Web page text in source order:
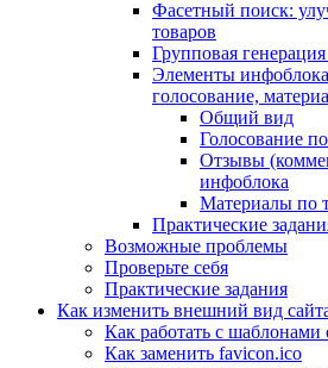
Фасетный поиск:
товаров
Групповая
Элементы
голосование,
Общий вид
Голосование
Отзывы
инфоблока
Материалы по
Практические
Возможные проблемы
Проверьте себя
Практические задания
Как изменить внешний вид
Как работать с шаблонами
Как заменить favicon.ico